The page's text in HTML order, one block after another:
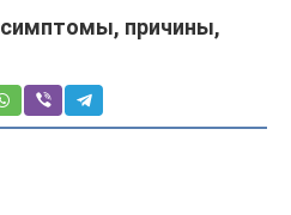
причины,